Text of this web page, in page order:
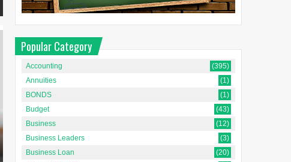
Popular Category
Accounting
(395)
Annuities
(1)
BONDS
(1)
Budget
(43)
Business
(12)
Business Leaders
(3)
Business Loan
(20)